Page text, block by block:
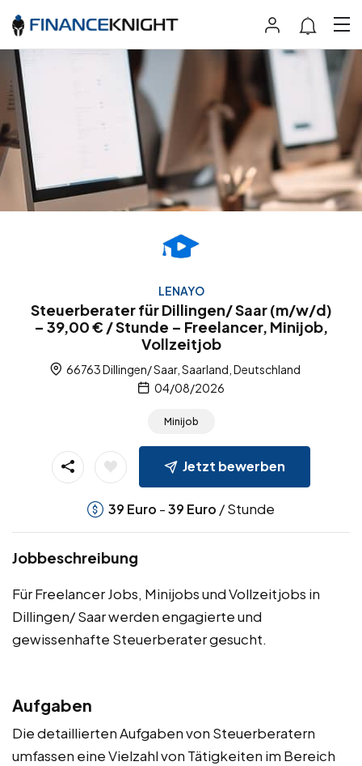
LENAYO
Steuerberater für Dillingen/ Saar (m/w/d)
– 39,00 € / Stunde – Freelancer, Minijob,
Vollzeitjob
66763 Dillingen/ Saar, Saarland, Deutschland
04/08/2026
Minijob
Jetzt bewerben
39 Euro -39 Euro / Stunde
Jobbeschreibung
Für Freelancer Jobs, Minijobs und Vollzeitjobs in
Dillingen/ Saar werden engagierte und
gewissenhafte Steuerberater gesucht.
Aufgaben
Die detaillierten Aufgaben von Steuerberatern
umfassen eine Vielzahl von Tätigkeiten im Bereich